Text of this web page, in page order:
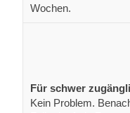
Wochen.
Für schwer
Kein Problem.